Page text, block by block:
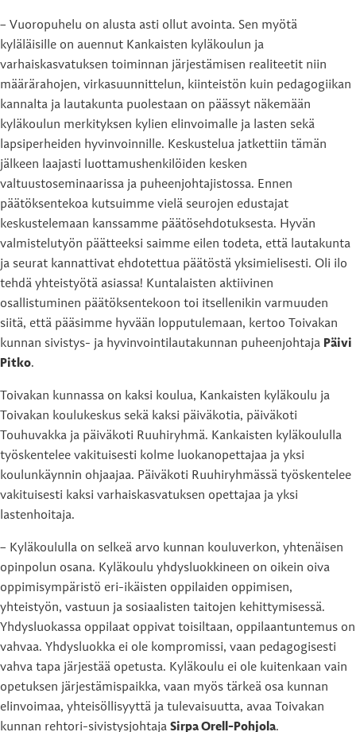
– Vuoropuhelu on alusta asti ollut avointa. Sen myötä
kyläläisille on auennut Kankaisten kyläkoulun ja
varhaiskasvatuksen toiminnan järjestämisen realiteetit niin
määrärahojen, virkasuunnittelun, kiinteistön kuin pedagogiikan
kannalta ja lautakunta puolestaan on päässyt näkemään
kyläkoulun merkityksen kylien elinvoimalle ja lasten sekä
lapsiperheiden hyvinvoinnille. Keskustelua jatkettiin tämän
jälkeen laajasti luottamushenkilöiden kesken
valtuustoseminaarissa ja puheenjohtajistossa. Ennen
päätöksentekoa kutsuimme vielä seurojen edustajat
keskustelemaan kanssamme päätösehdotuksesta. Hyvän
valmistelutyön päätteeksi saimme eilen todeta, että lautakunta
ja seurat kannattivat ehdotettua päätöstä yksimielisesti. Oli ilo
tehdä yhteistyötä asiassa! Kuntalaisten aktiivinen
osallistuminen päätöksentekoon toi itsellenikin varmuuden
siitä, että pääsimme hyvään lopputulemaan, kertoo Toivakan
kunnan sivistys- ja hyvinvointilautakunnan puheenjohtaja Päivi
Pitko.
Toivakan kunnassa on kaksi koulua, Kankaisten kyläkoulu ja
Toivakan koulukeskus sekä kaksi päiväkotia, päiväkoti
Touhuvakka ja päiväkoti Ruuhiryhmä. Kankaisten kyläkoululla
työskentelee vakituisesti kolme luokanopettajaa ja yksi
koulunkäynnin ohjaajaa. Päiväkoti Ruuhiryhmässä työskentelee
vakituisesti kaksi varhaiskasvatuksen opettajaa ja yksi
lastenhoitaja.
– Kyläkoululla on selkeä arvo kunnan kouluverkon, yhtenäisen
opinpolun osana. Kyläkoulu yhdysluokkineen on oikein oiva
oppimisympäristö eri-ikäisten oppilaiden oppimisen,
yhteistyön, vastuun ja sosiaalisten taitojen kehittymisessä.
Yhdysluokassa oppilaat oppivat toisiltaan, oppilaantuntemus on
vahvaa. Yhdysluokka ei ole kompromissi, vaan pedagogisesti
vahva tapa järjestää opetusta. Kyläkoulu ei ole kuitenkaan vain
opetuksen järjestämispaikka, vaan myös tärkeä osa kunnan
elinvoimaa, yhteisöllisyyttä ja tulevaisuutta, avaa Toivakan
kunnan rehtori-sivistysjohtaja Sirpa Orell-Pohjola.